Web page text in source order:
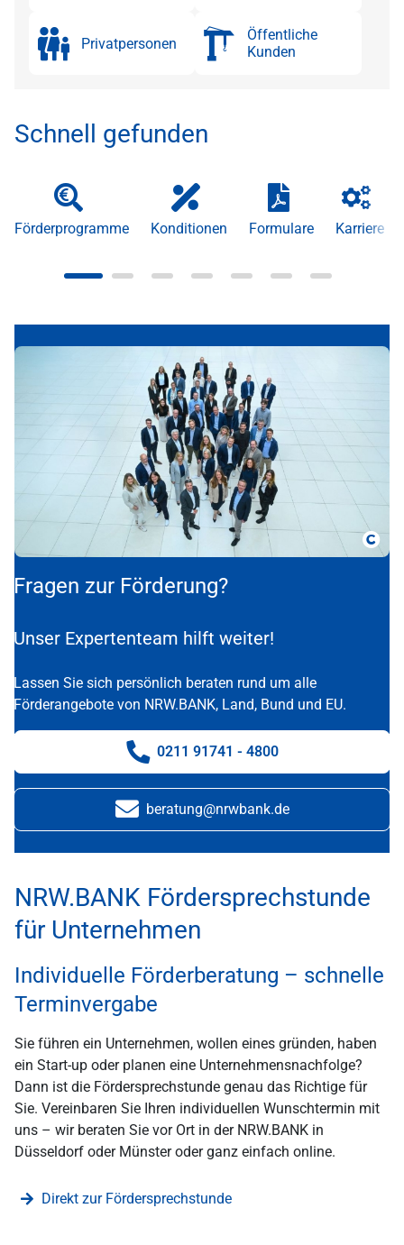
Privatpersonen
Öffentliche
Kunden
Schnell gefunden
Förderprogramme Konditionen Formulare Karriere
Fragen zur Förderung?
Unser Expertenteam hilft weiter!
Lassen Sie sich persönlich beraten rund um alle
Förderangebote von NRW.BANK, Land, Bund und EU.
Telefonnummer:
0211 91741 - 4800
E-Mail:
beratung@nrwbank.de
NRW.BANK Fördersprechstunde
für Unternehmen
Individuelle Förderberatung – schnelle
Terminvergabe
Sie führen ein Unternehmen, wollen eines gründen, haben
ein Start-up oder planen eine Unternehmensnachfolge?
Dann ist die Fördersprechstunde genau das Richtige für
Sie. Vereinbaren Sie Ihren individuellen Wunschtermin mit
uns – wir beraten Sie vor Ort in der NRW.BANK in
Düsseldorf oder Münster oder ganz einfach online.
Direkt zur Fördersprechstunde